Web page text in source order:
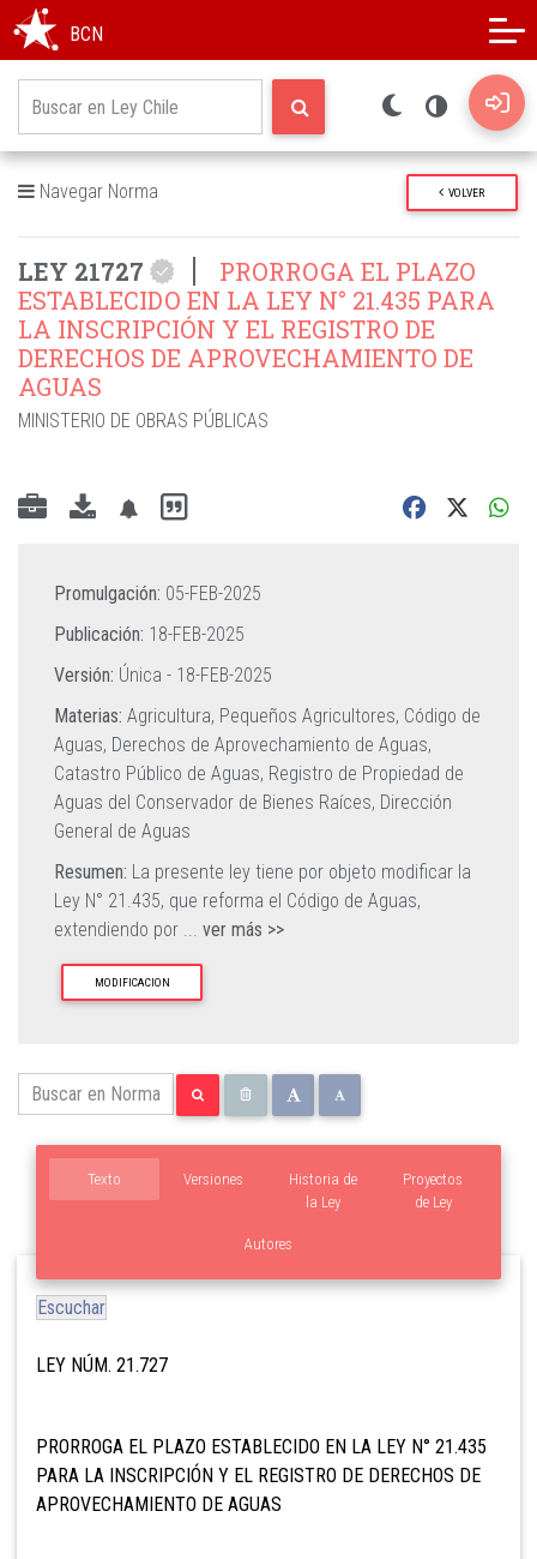
BCN
Navegar Norma VOLVER
LEY 21727
PRORROGA EL PLAZO
ESTABLECIDO EN LA LEY N° 21.435 PARA
LA INSCRIPCIÓN Y EL REGISTRO DE
DERECHOS DE APROVECHAMIENTO DE
AGUAS
MINISTERIO DE OBRAS PÚBLICAS
Promulgación: 05-FEB-2025
Publicación: 18-FEB-2025
Versión: Única - 18-FEB-2025
Materias: Agricultura, Pequeños Agricultores, Código de
Aguas, Derechos de Aprovechamiento de Aguas,
Catastro Público de Aguas, Registro de Propiedad de
Aguas del Conservador de Bienes Raíces, Dirección
General de Aguas
Resumen: La presente ley tiene por objeto modificar la
Ley N° 21.435, que reforma el Código de Aguas,
extendiendo por ... ver más >>
MODIFICACION
Texto Versiones
Proyectos
de Ley
Historia de
la Ley
Autores
Escuchar
LEY NÚM. 21.727
PRORROGA EL PLAZO ESTABLECIDO EN LA LEY N° 21.435
PARA LA INSCRIPCIÓN Y EL REGISTRO DE DERECHOS DE
APROVECHAMIENTO DE AGUAS